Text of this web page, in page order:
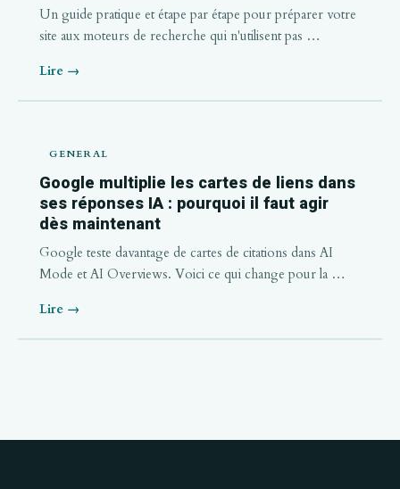
Un guide pratique et étape par étape pour préparer votre
site aux moteurs de recherche qui n'utilisent pas …
Lire →
GENERAL
Google multiplie les cartes de liens dans
ses réponses IA : pourquoi il faut agir
dès maintenant
Google teste davantage de cartes de citations dans AI
Mode et AI Overviews. Voici ce qui change pour la …
Lire →